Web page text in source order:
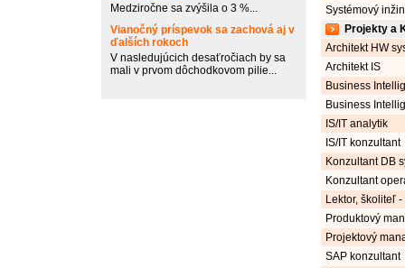
Medziročne sa zvýšila o 3 %...
Vianočný príspevok sa zachová aj v
ďalších rokoch
V nasledujúcich desaťročiach by sa
mali v prvom dôchodkovom pilie...
Systémový
Projekty a
Architekt HW
Architekt IS
Business
Business
IS/IT analytik
IS/IT konzultant
Konzultant DB
Konzultant
Lektor, školiteľ -
Produktový
Projektový
SAP konzultant